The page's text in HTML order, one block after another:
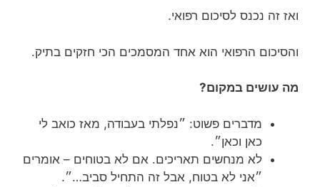
ואז זה נכנס לסיכום רפואי.
והסיכום הרפואי הוא אחד המסמכים הכי חזקים בתיק.
מה עושים במקום?
מדברים פשוט: ״נפלתי בעבודה, מאז כואב לי
כאן וכאן״.
לא מנחשים תאריכים. אם לא בטוחים – אומרים
״אני לא בטוח, אבל זה התחיל סביב…״.